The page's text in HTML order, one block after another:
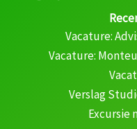
Vacature:
Vacature:
Verslag
Excursie